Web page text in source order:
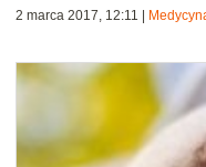
2 marca 2017, 12:11